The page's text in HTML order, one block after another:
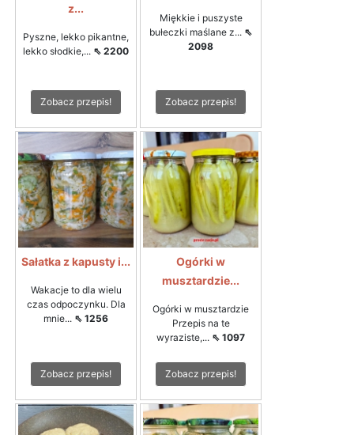
z...
Pyszne, lekko pikantne,
lekko słodkie,... ⇖ 2200
Zobacz przepis!
Miękkie i puszyste
bułeczki maślane z... ⇖
2098
Zobacz przepis!
Sałatka z kapusty i...
Wakacje to dla wielu
czas odpoczynku. Dla
mnie... ⇖ 1256
Zobacz przepis!
Ogórki w
musztardzie...
Ogórki w musztardzie
Przepis na te
wyraziste,... ⇖ 1097
Zobacz przepis!